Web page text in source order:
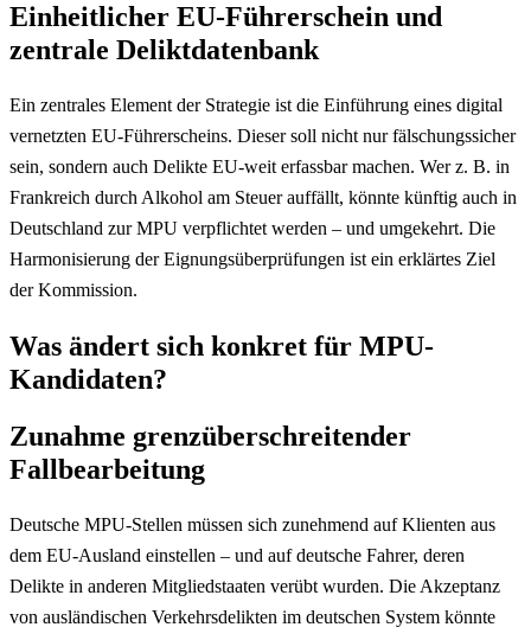
Einheitlicher EU-Führerschein und
zentrale Deliktdatenbank
Ein zentrales Element der Strategie ist die Einführung eines digital
vernetzten EU-Führerscheins. Dieser soll nicht nur fälschungssicher
sein, sondern auch Delikte EU-weit erfassbar machen. Wer z. B. in
Frankreich durch Alkohol am Steuer auffällt, könnte künftig auch in
Deutschland zur MPU verpflichtet werden – und umgekehrt. Die
Harmonisierung der Eignungsüberprüfungen ist ein erklärtes Ziel
der Kommission.
Was ändert sich konkret für MPU-
Kandidaten?
Zunahme grenzüberschreitender
Fallbearbeitung
Deutsche MPU-Stellen müssen sich zunehmend auf Klienten aus
dem EU-Ausland einstellen – und auf deutsche Fahrer, deren
Delikte in anderen Mitgliedstaaten verübt wurden. Die Akzeptanz
von ausländischen Verkehrsdelikten im deutschen System könnte